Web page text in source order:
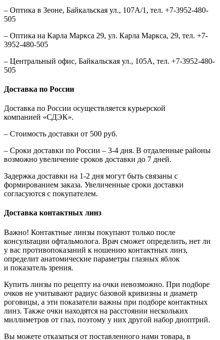
– Оптика в Зеоне, Байкальская ул., 107А/1, тел. +7-3952-480-
505
– Оптика на Карла Маркса 29, ул. Карла Маркса, 29, тел. +7-
3952-480-505
– Центральный офис, Байкальская ул., 105А, тел. +7-3952-480-
505
Доставка по России
Доставка по России осуществляется курьерской
компанией «СДЭК».
– Стоимость доставки от 500 руб.
– Сроки доставки по России – 3-4 дня. В отдаленные районы
возможно увеличение сроков доставки до 7 дней.
Задержка доставки на 1-2 дня могут быть связаны с
формированием заказа. Увеличенные сроки доставки
согласуются с покупателем.
Доставка контактных линз
Важно! Контактные линзы покупают только после
консультации офтальмолога. Врач сможет определить, нет ли
у вас противопоказаний к ношению контактных линз,
определит анатомические параметры глазных яблок
и показатель зрения.
Купить линзы по рецепту на очки невозможно. При подборе
очков не учитывают радиус базовой кривизны и диаметр
роговицы, а эти показатели важны при подборе контактных
линз. Также очки находятся на расстоянии нескольких
миллиметров от глаз, поэтому у них другой набор диоптрий.
Вы можете отказаться от поставленного нами товара, в